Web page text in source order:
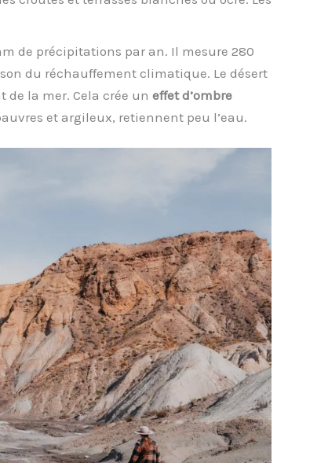
de précipitations par an. Il mesure 280
du réchauffement climatique. Le désert
de la mer. Cela crée un effet d’ombre
et argileux, retiennent peu l’eau.